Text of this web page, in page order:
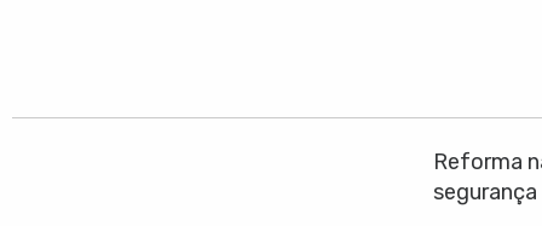
Reforma
segurança